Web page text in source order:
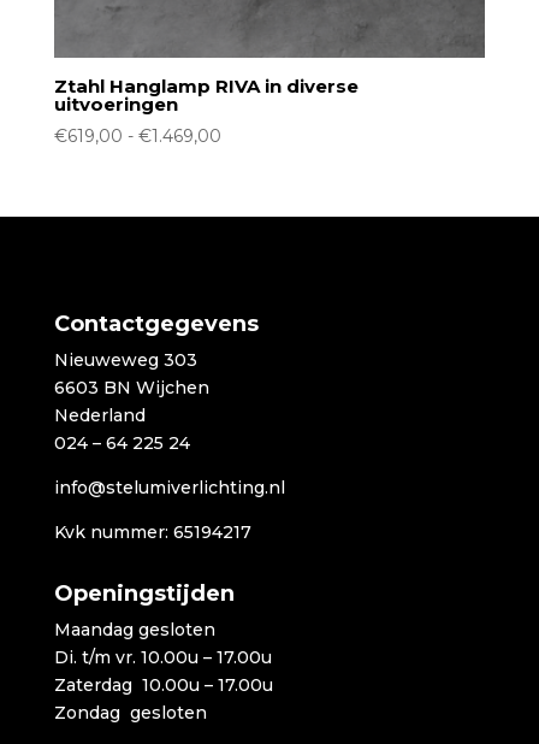
Ztahl Hanglamp RIVA in diverse
uitvoeringen
€619,00 - €1.469,00Prijsklasse:
€1.469,00
Contactgegevens
Nieuweweg 303
6603 BN Wijchen
Nederland
024 – 64 225 24
info@stelumiverlichting.nl
Kvk nummer: 65194217
Openingstijden
Maandag gesloten
Di. t/m vr. 10.00u – 17.00u
Zaterdag 10.00u – 17.00u
Zondag gesloten